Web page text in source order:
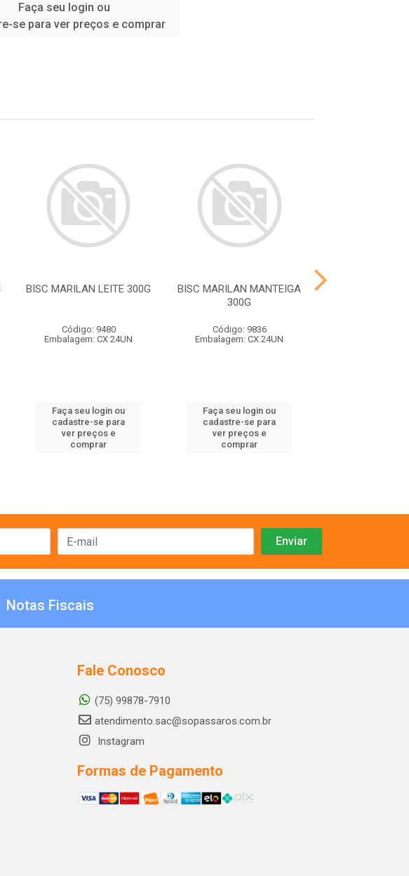
Faça seu login ou
se para ver preços e comprar
BISC MARILAN LEITE 300G
Código: 9480
Embalagem: CX 24UN
Faça seu login ou
cadastre-se para
ver preços e
comprar
BISC MARILAN MANTEIGA
300G
Código: 9836
Embalagem: CX 24UN
Faça seu login ou
cadastre-se para
ver preços e
comprar
Notas Fiscais
Fale Conosco
(75) 99878-7910
atendimento.sac@sopassaros.com.br
Instagram
Formas de Pagamento